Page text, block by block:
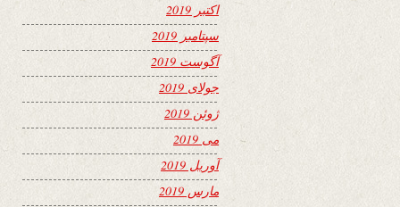
اکتبر 2019
سپتامبر 2019
آگوست 2019
جولای 2019
ژوئن 2019
می 2019
آوریل 2019
مارس 2019